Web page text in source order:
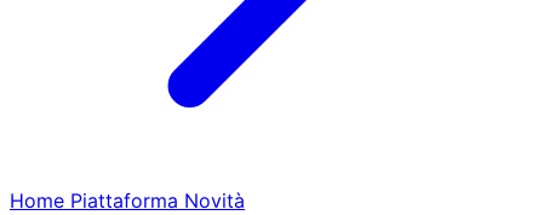
Home Piattaforma Novità